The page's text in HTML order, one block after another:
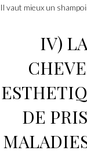
Il vaut mieux un
IV)
DE